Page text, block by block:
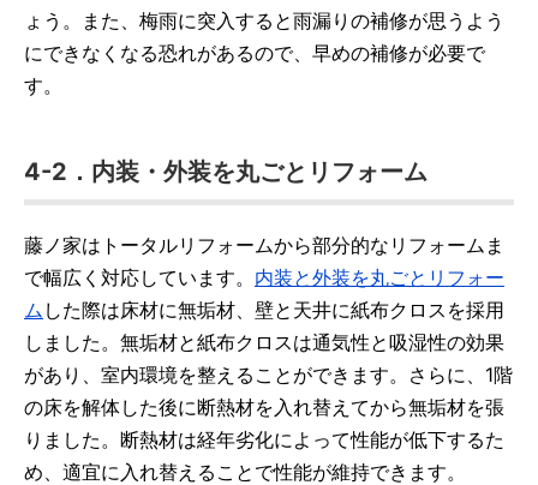
ょう。また、梅雨に突入すると雨漏りの補修が思うよう
にできなくなる恐れがあるので、早めの補修が必要で
す。
4-2．内装・外装を丸ごとリフォーム
藤ノ家はトータルリフォームから部分的なリフォームま
で幅広く対応しています。 内装と外装を丸ごとリフォー
ム した際は床材に無垢材、壁と天井に紙布クロスを採用
しました。無垢材と紙布クロスは通気性と吸湿性の効果
があり、室内環境を整えることができます。さらに、1階
の床を解体した後に断熱材を入れ替えてから無垢材を張
りました。断熱材は経年劣化によって性能が低下するた
め、適宜に入れ替えることで性能が維持できます。